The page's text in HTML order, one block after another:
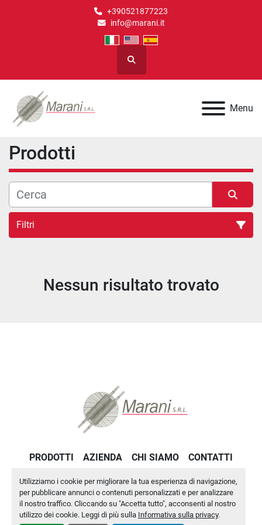
Utilizziamo i cookie per migliorare la tua esperienza di navigazione,
per pubblicare annunci o contenuti personalizzati e per analizzare
il nostro traffico. Cliccando su "Accetta tutto", acconsenti al nostro
utilizzo dei cookie. Leggi di più sulla Informativa sulla privacy.
+390521877223
info@marani.it
Cerca
Menu
Prodotti
Filtri
Ordina per
Nessun risultato trovato
PRODOTTI AZIENDA CHI SIAMO CONTATTI
PRIVACY POLICY
Personalizza le preferenze sui Cookies